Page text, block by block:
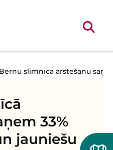
Bērnu slimnīcā ārstēšanu
33%
jauniešu